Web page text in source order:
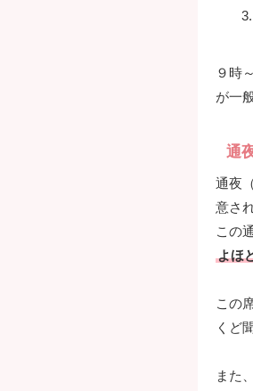
９時
が一
通
通夜
意さ
この
よほ
この
くど
また